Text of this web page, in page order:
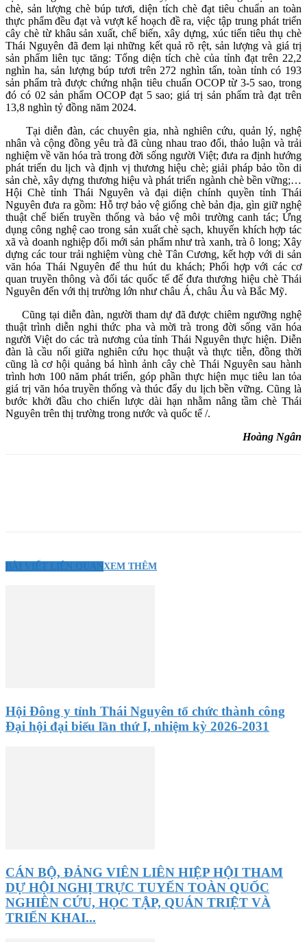
chè, sản lượng chè búp tươi, diện tích chè đạt tiêu chuẩn an toàn
thực phẩm đều đạt và vượt kế hoạch đề ra, việc tập trung phát triển
cây chè từ khâu sản xuất, chế biến, xây dựng, xúc tiến tiêu thụ chè
Thái Nguyên đã đem lại những kết quả rõ rệt, sản lượng và giá trị
sản phẩm liên tục tăng: Tổng diện tích chè của tỉnh đạt trên 22,2
nghìn ha, sản lượng búp tươi trên 272 nghìn tấn, toàn tỉnh có 193
sản phẩm trà được chứng nhận tiêu chuẩn OCOP từ 3-5 sao, trong
đó có 02 sản phẩm OCOP đạt 5 sao; giá trị sản phẩm trà đạt trên
13,8 nghìn tỷ đồng năm 2024.
Tại diễn đàn, các chuyên gia, nhà nghiên cứu, quản lý, nghệ
nhân và cộng đồng yêu trà đã cùng nhau trao đổi, thảo luận và trải
nghiệm về văn hóa trà trong đời sống người Việt; đưa ra định hướng
phát triển du lịch và định vị thương hiệu chè; giải pháp bảo tồn di
sản chè, xây dựng thương hiệu và phát triển ngành chè bền vững;…
Hội Chè tỉnh Thái Nguyên và đại diện chính quyền tỉnh Thái
Nguyên đưa ra gồm: Hỗ trợ bảo vệ giống chè bản địa, gìn giữ nghệ
thuật chế biến truyền thống và bảo vệ môi trường canh tác; Ứng
dụng công nghệ cao trong sản xuất chè sạch, khuyến khích hợp tác
xã và doanh nghiệp đổi mới sản phẩm như trà xanh, trà ô long; Xây
dựng các tour trải nghiệm vùng chè Tân Cương, kết hợp với di sản
văn hóa Thái Nguyên để thu hút du khách; Phối hợp với các cơ
quan truyền thông và đối tác quốc tế để đưa thương hiệu chè Thái
Nguyên đến với thị trường lớn như châu Á, châu Âu và Bắc Mỹ.
Cũng tại diễn đàn, người tham dự đã được chiêm ngưỡng nghệ
thuật trình diễn nghi thức pha và mời trà trong đời sống văn hóa
người Việt do các trà nương của tỉnh Thái Nguyên thực hiện. Diễn
đàn là cầu nối giữa nghiên cứu học thuật và thực tiễn, đồng thời
cũng là cơ hội quảng bá hình ảnh cây chè Thái Nguyên sau hành
trình hơn 100 năm phát triển, góp phần thực hiện mục tiêu lan tỏa
giá trị văn hóa truyền thống và thúc đẩy du lịch bền vững. Cũng là
bước khởi đầu cho chiến lược dài hạn nhằm nâng tầm chè Thái
Nguyên trên thị trường trong nước và quốc tế /.
Hoàng Ngân
XEM THÊM
Hội Đông y tỉnh Thái Nguyên tổ chức thành công
Đại hội đại biểu lần thứ I, nhiệm kỳ 2026-2031
CÁN BỘ, ĐẢNG VIÊN LIÊN HIỆP HỘI THAM
DỰ HỘI NGHỊ TRỰC TUYẾN TOÀN QUỐC
NGHIÊN CỨU, HỌC TẬP, QUÁN TRIỆT VÀ
TRIỂN KHAI...